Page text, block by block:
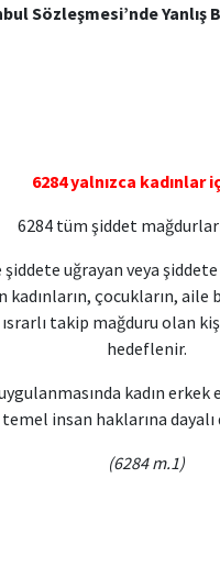
Sözleşmesi’nde Yanlış
6284 yalnızca kadınlar
6284 tüm şiddet
şiddete uğrayan veya
kadınların, çocukların,
takip mağduru olan
hedeflenir.
kadın
temel insan haklarına dayalı
(6284 m.1)